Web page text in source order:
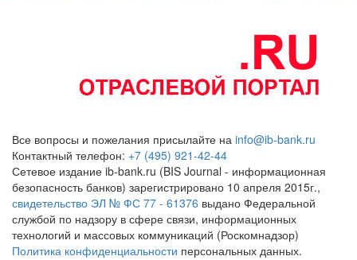
Все вопросы и пожелания присылайте на info@ib-bank.ru
Контактный телефон: +7 (495) 921-42-44
Сетевое издание ib-bank.ru (BIS Journal - информационная
безопасность банков) зарегистрировано 10 апреля 2015г.,
свидетельство ЭЛ № ФС 77 - 61376 выдано Федеральной
службой по надзору в сфере связи, информационных
технологий и массовых коммуникаций (Роскомнадзор)
Политика конфиденциальности персональных данных.